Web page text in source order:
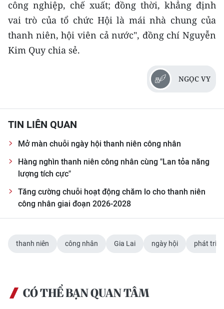
công nghiệp, chế xuất; đồng thời, khẳng định
vai trò của tổ chức Hội là mái nhà chung của
thanh niên, hội viên cả nước", đồng chí Nguyễn
Kim Quy chia sẻ.
NGỌC VY
TIN LIÊN QUAN
Mở màn chuỗi ngày hội thanh niên công nhân
Hàng nghìn thanh niên công nhân cùng "Lan tỏa năng
lượng tích cực"
Tăng cường chuỗi hoạt động chăm lo cho thanh niên
công nhân giai đoạn 2026-2028
thanh niên công nhân Gia Lai ngày hội phát
CÓ THỂ BẠN QUAN TÂM